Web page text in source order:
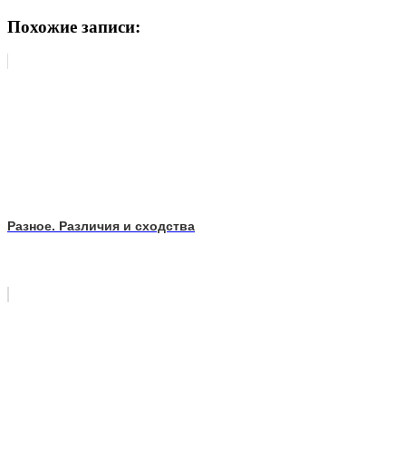
Похожие записи:
Разное. Различия и сходства